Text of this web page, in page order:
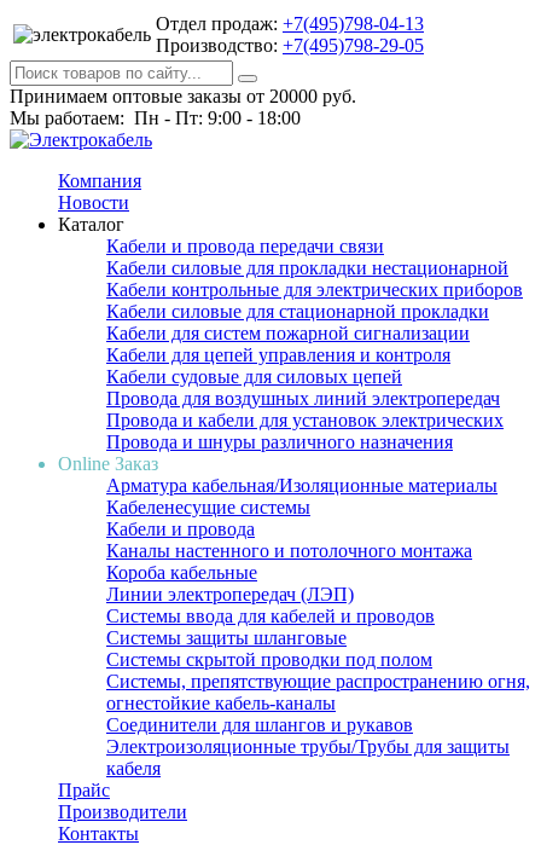
Отдел продаж: +7(495)798-04-13
Производство: +7(495)798-29-05
Принимаем оптовые заказы от 20000 руб.
Мы работаем: Пн - Пт: 9:00 - 18:00
Компания
Новости
Каталог
Кабели и провода передачи связи
Кабели силовые для прокладки нестационарной
Кабели контрольные для электрических приборов
Кабели силовые для стационарной прокладки
Кабели для систем пожарной сигнализации
Кабели для цепей управления и контроля
Кабели судовые для силовых цепей
Провода для воздушных линий электропередач
Провода и кабели для установок электрических
Провода и шнуры различного назначения
Online Заказ
Арматура кабельная/Изоляционные материалы
Кабеленесущие системы
Кабели и провода
Каналы настенного и потолочного монтажа
Короба кабельные
Линии электропередач (ЛЭП)
Системы ввода для кабелей и проводов
Системы защиты шланговые
Системы скрытой проводки под полом
Системы, препятствующие распространению огня,
огнестойкие кабель-каналы
Соединители для шлангов и рукавов
Электроизоляционные трубы/Трубы для защиты
кабеля
Прайс
Производители
Контакты